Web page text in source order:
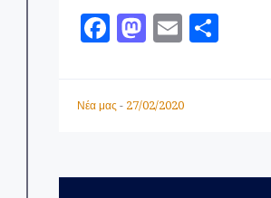
F
b
o
M
o
o
E
l
τ
Νέα μας - 27/02/2020